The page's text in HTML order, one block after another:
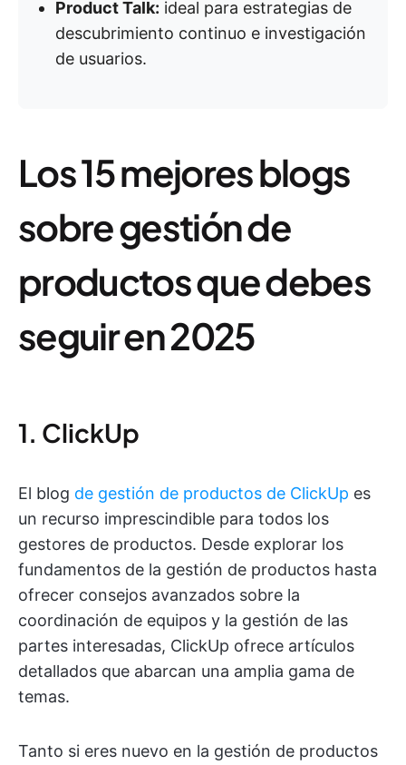
Product Talk: ideal para estrategias de
descubrimiento continuo e investigación
de usuarios.
Los 15 mejores blogs
sobre gestión de
productos que debes
seguir en 2025
1. ClickUp
El blog de gestión de productos de ClickUp es
un recurso imprescindible para todos los
gestores de productos. Desde explorar los
fundamentos de la gestión de productos hasta
ofrecer consejos avanzados sobre la
coordinación de equipos y la gestión de las
partes interesadas, ClickUp ofrece artículos
detallados que abarcan una amplia gama de
temas.
Tanto si eres nuevo en la gestión de productos